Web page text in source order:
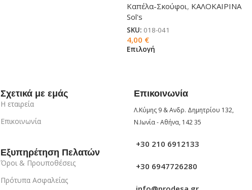
Καπέλα-Σκούφοι, ΚΑΛΟΚΑΙΡΙΝΑ
Sol's
SKU: 018-041
4,00 €
Επιλογή
Σχετικά με εμάς
Η εταιρεία
Επικοινωνία
Εξυπηρέτηση Πελατών
Όροι & Προυποθέσεις
Πρότυπα Ασφαλείας
Επικοινωνία
Λ.Κύμης 9 & Ανδρ. Δημητρίου 132,
Ν.Ιωνία - Αθήνα, 142 35
+30 210 6912133
+30 6947726280